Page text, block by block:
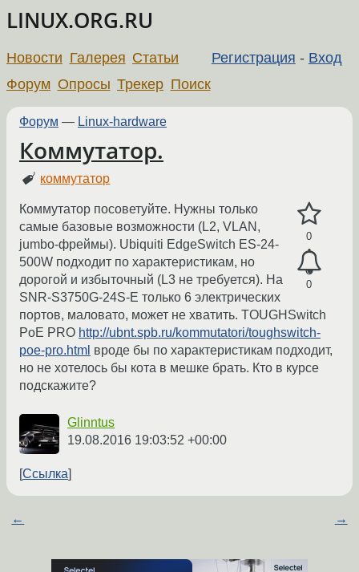
LINUX.ORG.RU
Регистрация - Вход
Новости Галерея Статьи
Форум Опросы Трекер Поиск
Форум — Linux-hardware
Коммутатор.
коммутатор
0
0
Коммутатор посоветуйте. Нужны только
самые базовые возможности (L2, VLAN,
jumbo-фреймы). Ubiquiti EdgeSwitch ES-24-
500W подходит по характеристикам, но
дорогой и избыточный (L3 не требуется). На
SNR-S3750G-24S-E только 6 электрических
портов, маловато, может не хватить. TOUGHSwitch
PoE PRO http://ubnt.spb.ru/kommutatori/toughswitch-
poe-pro.html вроде бы по характеристикам подходит,
но не хотелось бы кота в мешке брать. Кто в курсе
подскажите?
Glinntus
19.08.2016 19:03:52 +00:00
Ссылка
← →